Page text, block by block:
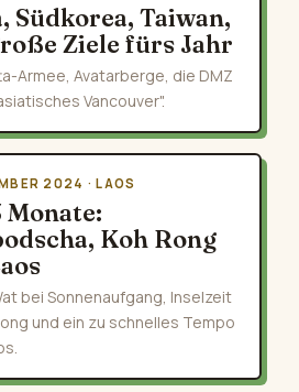
Südkorea, Taiwan,
Ziele fürs Jahr
Armee, Avatarberge, die DMZ
Vancouver".
2024 · LAOS
Monate:
Koh Rong
bei Sonnenaufgang, Inselzeit
und ein zu schnelles Tempo